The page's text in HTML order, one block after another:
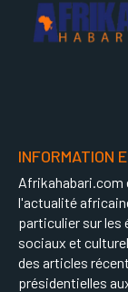
INFORMATION
Afrikahabari.com
l'actualité
particulier sur les
sociaux et
des articles
présidentielles